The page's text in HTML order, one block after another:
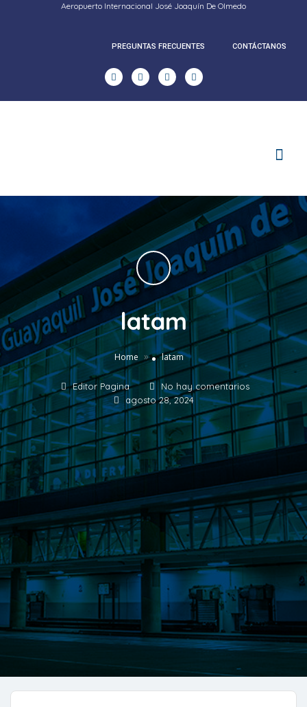
Aeropuerto Internacional José Joaquín De Olmedo
PREGUNTAS FRECUENTES CONTÁCTANOS
latam
Home » latam
Editor Pagina
No hay comentarios
agosto 28, 2024